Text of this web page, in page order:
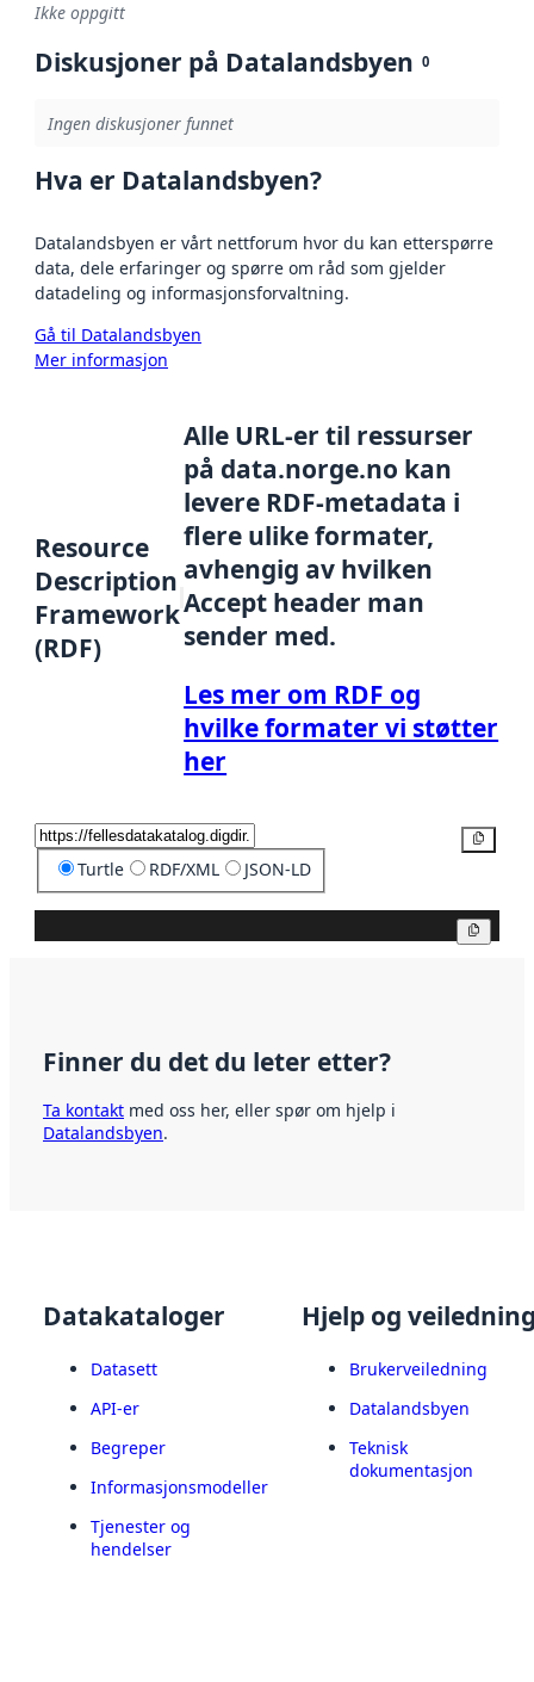
Ikke oppgitt
Diskusjoner på Datalandsbyen 0
Ingen diskusjoner funnet
Hva er Datalandsbyen?
Datalandsbyen er vårt nettforum hvor du kan etterspørre
data, dele erfaringer og spørre om råd som gjelder
datadeling og informasjonsforvaltning.
Gå til Datalandsbyen
Mer informasjon
Resource
Description
Framework
(RDF)
Alle URL-er til ressurser
på data.norge.no kan
levere RDF-metadata i
flere ulike formater,
avhengig av hvilken
Accept header man
sender med.
Les mer om RDF og
hvilke formater vi støtter
her
Turtle RDF/XML JSON-LD
Finner du det du leter etter?
Ta kontakt med oss her, eller spør om hjelp i
Datalandsbyen.
Datakataloger
Datasett
API-er
Begreper
Informasjonsmodeller
Tjenester og
hendelser
Hjelp og
Brukerveiledning
Datalandsbyen
Teknisk
dokumentasjon